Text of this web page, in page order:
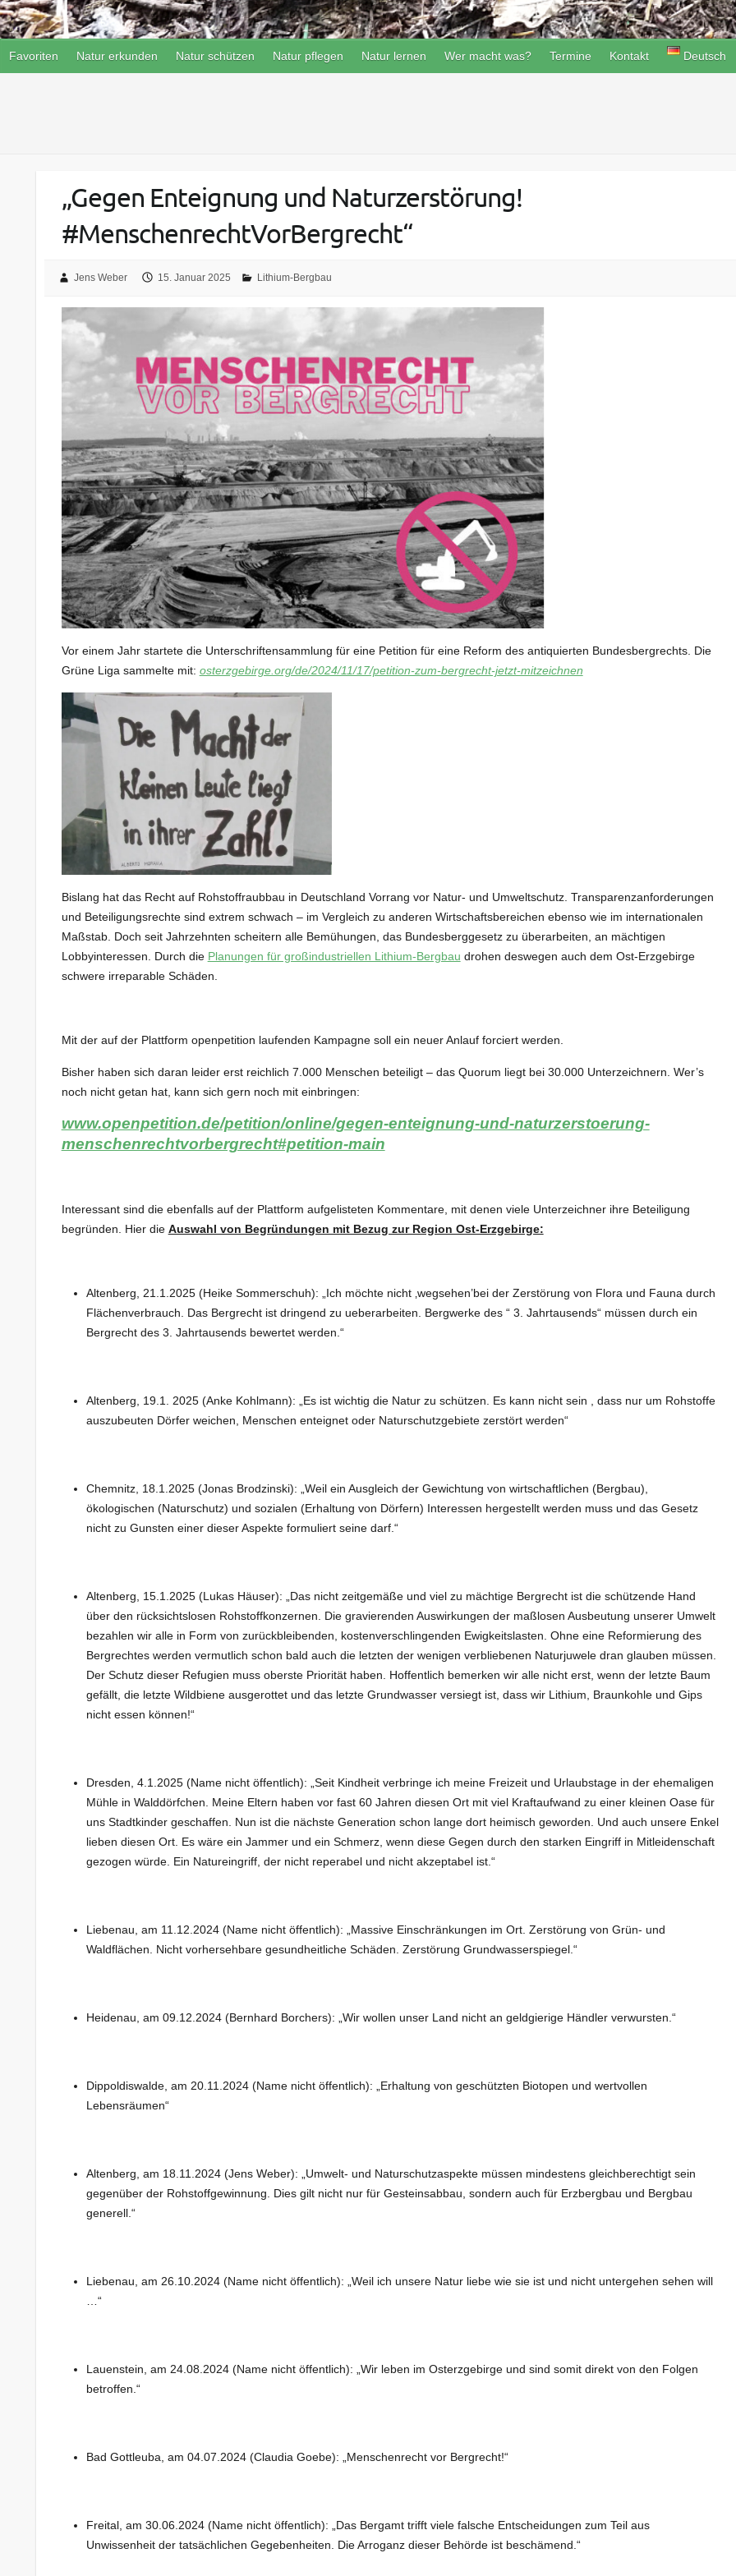
Favoriten Natur erkunden Natur schützen Natur pflegen Natur lernen Wer macht was? Termine Kontakt Deutsch
„Gegen Enteignung und Naturzerstörung!
#MenschenrechtVorBergrecht“
Jens Weber 15. Januar 2025 Lithium-Bergbau
Vor einem Jahr startete die Unterschriftensammlung für eine Petition für eine Reform des antiquierten Bundesbergrechts. Die
Grüne Liga sammelte mit: osterzgebirge.org/de/2024/11/17/petition-zum-bergrecht-jetzt-mitzeichnen
Bislang hat das Recht auf Rohstoffraubbau in Deutschland Vorrang vor Natur- und Umweltschutz. Transparenzanforderungen
und Beteiligungsrechte sind extrem schwach – im Vergleich zu anderen Wirtschaftsbereichen ebenso wie im internationalen
Maßstab. Doch seit Jahrzehnten scheitern alle Bemühungen, das Bundesberggesetz zu überarbeiten, an mächtigen
Lobbyinteressen. Durch die Planungen für großindustriellen Lithium-Bergbau drohen deswegen auch dem Ost-Erzgebirge
schwere irreparable Schäden.
Mit der auf der Plattform openpetition laufenden Kampagne soll ein neuer Anlauf forciert werden.
Bisher haben sich daran leider erst reichlich 7.000 Menschen beteiligt – das Quorum liegt bei 30.000 Unterzeichnern. Wer’s
noch nicht getan hat, kann sich gern noch mit einbringen:
www.openpetition.de/petition/online/gegen-enteignung-und-naturzerstoerung-
menschenrechtvorbergrecht#petition-main
Interessant sind die ebenfalls auf der Plattform aufgelisteten Kommentare, mit denen viele Unterzeichner ihre Beteiligung
begründen. Hier die Auswahl von Begründungen mit Bezug zur Region Ost-Erzgebirge:
Altenberg, 21.1.2025 (Heike Sommerschuh): „Ich möchte nicht ‚wegsehen’bei der Zerstörung von Flora und Fauna durch
Flächenverbrauch. Das Bergrecht ist dringend zu ueberarbeiten. Bergwerke des “ 3. Jahrtausends“ müssen durch ein
Bergrecht des 3. Jahrtausends bewertet werden.“
Altenberg, 19.1. 2025 (Anke Kohlmann): „Es ist wichtig die Natur zu schützen. Es kann nicht sein , dass nur um Rohstoffe
auszubeuten Dörfer weichen, Menschen enteignet oder Naturschutzgebiete zerstört werden“
Chemnitz, 18.1.2025 (Jonas Brodzinski): „Weil ein Ausgleich der Gewichtung von wirtschaftlichen (Bergbau),
ökologischen (Naturschutz) und sozialen (Erhaltung von Dörfern) Interessen hergestellt werden muss und das Gesetz
nicht zu Gunsten einer dieser Aspekte formuliert seine darf.“
Altenberg, 15.1.2025 (Lukas Häuser): „Das nicht zeitgemäße und viel zu mächtige Bergrecht ist die schützende Hand
über den rücksichtslosen Rohstoffkonzernen. Die gravierenden Auswirkungen der maßlosen Ausbeutung unserer Umwelt
bezahlen wir alle in Form von zurückbleibenden, kostenverschlingenden Ewigkeitslasten. Ohne eine Reformierung des
Bergrechtes werden vermutlich schon bald auch die letzten der wenigen verbliebenen Naturjuwele dran glauben müssen.
Der Schutz dieser Refugien muss oberste Priorität haben. Hoffentlich bemerken wir alle nicht erst, wenn der letzte Baum
gefällt, die letzte Wildbiene ausgerottet und das letzte Grundwasser versiegt ist, dass wir Lithium, Braunkohle und Gips
nicht essen können!“
Dresden, 4.1.2025 (Name nicht öffentlich): „Seit Kindheit verbringe ich meine Freizeit und Urlaubstage in der ehemaligen
Mühle in Walddörfchen. Meine Eltern haben vor fast 60 Jahren diesen Ort mit viel Kraftaufwand zu einer kleinen Oase für
uns Stadtkinder geschaffen. Nun ist die nächste Generation schon lange dort heimisch geworden. Und auch unsere Enkel
lieben diesen Ort. Es wäre ein Jammer und ein Schmerz, wenn diese Gegen durch den starken Eingriff in Mitleidenschaft
gezogen würde. Ein Natureingriff, der nicht reperabel und nicht akzeptabel ist.“
Liebenau, am 11.12.2024 (Name nicht öffentlich): „Massive Einschränkungen im Ort. Zerstörung von Grün- und
Waldflächen. Nicht vorhersehbare gesundheitliche Schäden. Zerstörung Grundwasserspiegel.“
Heidenau, am 09.12.2024 (Bernhard Borchers): „Wir wollen unser Land nicht an geldgierige Händler verwursten.“
Dippoldiswalde, am 20.11.2024 (Name nicht öffentlich): „Erhaltung von geschützten Biotopen und wertvollen
Lebensräumen“
Altenberg, am 18.11.2024 (Jens Weber): „Umwelt- und Naturschutzaspekte müssen mindestens gleichberechtigt sein
gegenüber der Rohstoffgewinnung. Dies gilt nicht nur für Gesteinsabbau, sondern auch für Erzbergbau und Bergbau
generell.“
Liebenau, am 26.10.2024 (Name nicht öffentlich): „Weil ich unsere Natur liebe wie sie ist und nicht untergehen sehen will
…“
Lauenstein, am 24.08.2024 (Name nicht öffentlich): „Wir leben im Osterzgebirge und sind somit direkt von den Folgen
betroffen.“
Bad Gottleuba, am 04.07.2024 (Claudia Goebe): „Menschenrecht vor Bergrecht!“
Freital, am 30.06.2024 (Name nicht öffentlich): „Das Bergamt trifft viele falsche Entscheidungen zum Teil aus
Unwissenheit der tatsächlichen Gegebenheiten. Die Arroganz dieser Behörde ist beschämend.“